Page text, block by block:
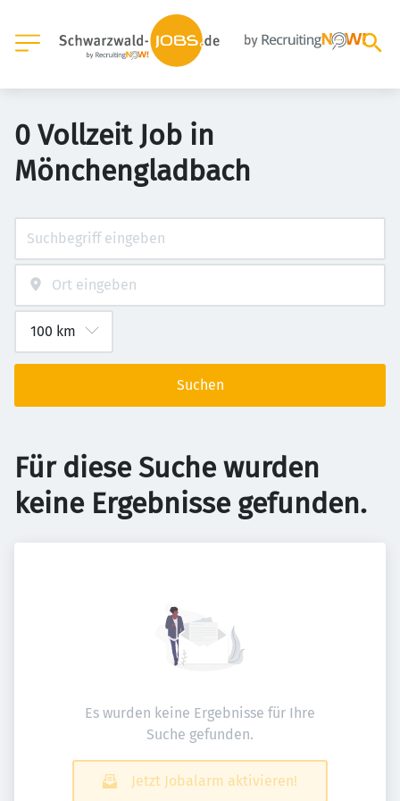
0 Vollzeit Job in
Mönchengladbach
Suchen
Für diese Suche wurden
keine Ergebnisse gefunden.
Es wurden keine Ergebnisse für Ihre
Suche gefunden.
Jetzt Jobalarm aktivieren!